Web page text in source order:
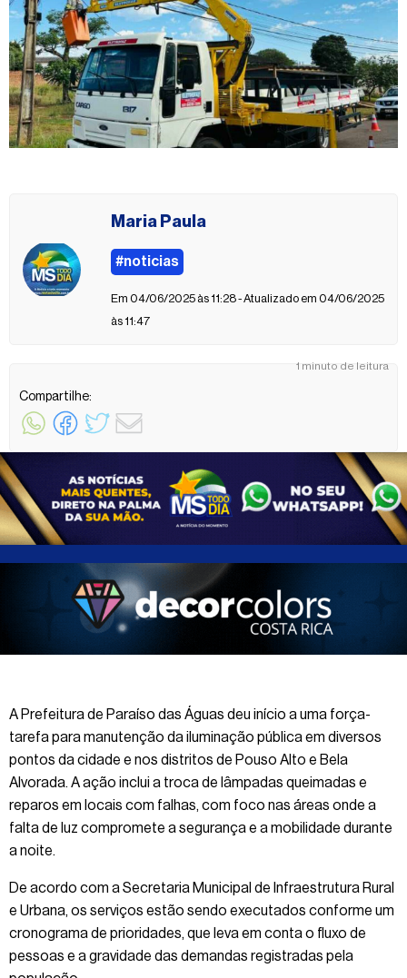
1 minuto de leitura
Maria Paula
#noticias
Em 04/06/2025 às 11:28 - Atualizado em 04/06/2025
às 11:47
Compartilhe:
A Prefeitura de Paraíso das Águas deu início a uma força-
tarefa para manutenção da iluminação pública em diversos
pontos da cidade e nos distritos de Pouso Alto e Bela
Alvorada. A ação inclui a troca de lâmpadas queimadas e
reparos em locais com falhas, com foco nas áreas onde a
falta de luz compromete a segurança e a mobilidade durante
a noite.
De acordo com a Secretaria Municipal de Infraestrutura Rural
e Urbana, os serviços estão sendo executados conforme um
cronograma de prioridades, que leva em conta o fluxo de
pessoas e a gravidade das demandas registradas pela